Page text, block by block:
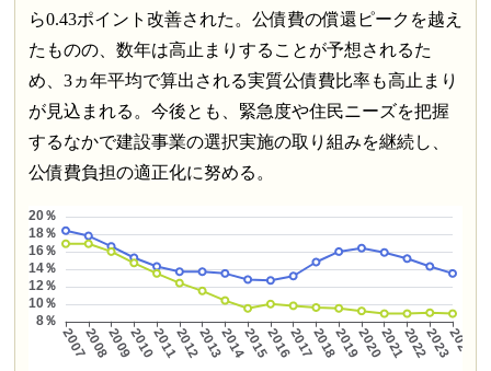
ら0.43ポイント改善された。公債費の償還ピークを越え
たものの、数年は高止まりすることが予想されるた
め、3ヵ年平均で算出される実質公債費比率も高止まり
が見込まれる。今後とも、緊急度や住民ニーズを把握
するなかで建設事業の選択実施の取り組みを継続し、
公債費負担の適正化に努める。